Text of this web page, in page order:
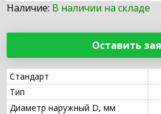
Наличие: В наличии на складе
Оставить
Стандарт
Тип
Диаметр наружный D, мм